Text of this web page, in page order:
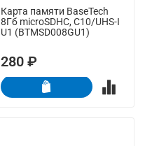
Карта памяти BaseTech
8Гб microSDHC, C10/UHS-I
U1 (BTMSD008GU1)
280 ₽